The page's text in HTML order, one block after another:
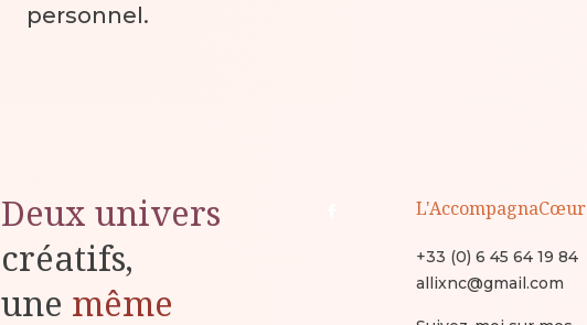
personnel.
Deux univers
créatifs,
une même
L'AccompagnaCœur
+33 (0) 6 45 64 19 84
allixnc@gmail.com